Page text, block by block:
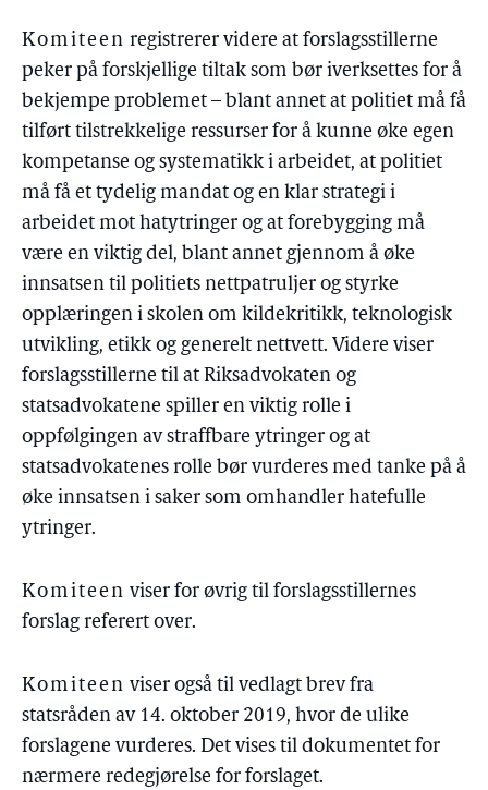
Komiteen registrerer videre at forslagsstillerne
peker på forskjellige tiltak som bør iverksettes for å
bekjempe problemet – blant annet at politiet må få
tilført tilstrekkelige ressurser for å kunne øke egen
kompetanse og systematikk i arbeidet, at politiet
må få et tydelig mandat og en klar strategi i
arbeidet mot hatytringer og at forebygging må
være en viktig del, blant annet gjennom å øke
innsatsen til politiets nettpatruljer og styrke
opplæringen i skolen om kildekritikk, teknologisk
utvikling, etikk og generelt nettvett. Videre viser
forslagsstillerne til at Riksadvokaten og
statsadvokatene spiller en viktig rolle i
oppfølgingen av straffbare ytringer og at
statsadvokatenes rolle bør vurderes med tanke på å
øke innsatsen i saker som omhandler hatefulle
ytringer.
Komiteen viser for øvrig til forslagsstillernes
forslag referert over.
Komiteen viser også til vedlagt brev fra
statsråden av 14. oktober 2019, hvor de ulike
forslagene vurderes. Det vises til dokumentet for
nærmere redegjørelse for forslaget.